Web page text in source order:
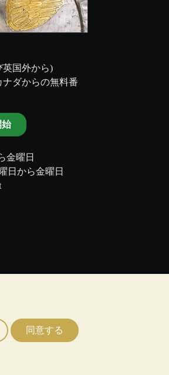
同意する
国外から)
ダからの無料番
金曜日
日から金曜日
ん。BullionVault
、金及び銀地金